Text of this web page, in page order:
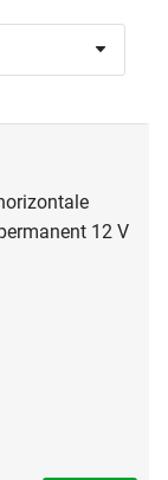
12 V